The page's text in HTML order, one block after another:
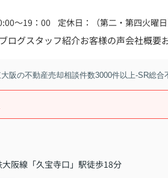
～19：00 定休日：（第二・第四火曜
ログスタッフ紹介お客様の声会社概要
阪の不動産売却相談件数3000件以上-SR総合
大阪線「久宝寺口」駅徒歩18分